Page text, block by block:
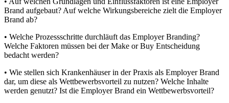
Brand aufgebaut? Auf welche Wirkungsbereiche zielt die Employer
Brand ab?
• Welche Prozessschritte durchläuft das Employer Branding?
Welche Faktoren müssen bei der Make or Buy Entscheidung
bedacht werden?
• Wie stellen sich Krankenhäuser in der Praxis als Employer Brand
dar, um diese als Wettbewerbsvorteil zu nutzen? Welche Inhalte
werden genutzt? Ist die Employer Brand ein Wettbewerbsvorteil?